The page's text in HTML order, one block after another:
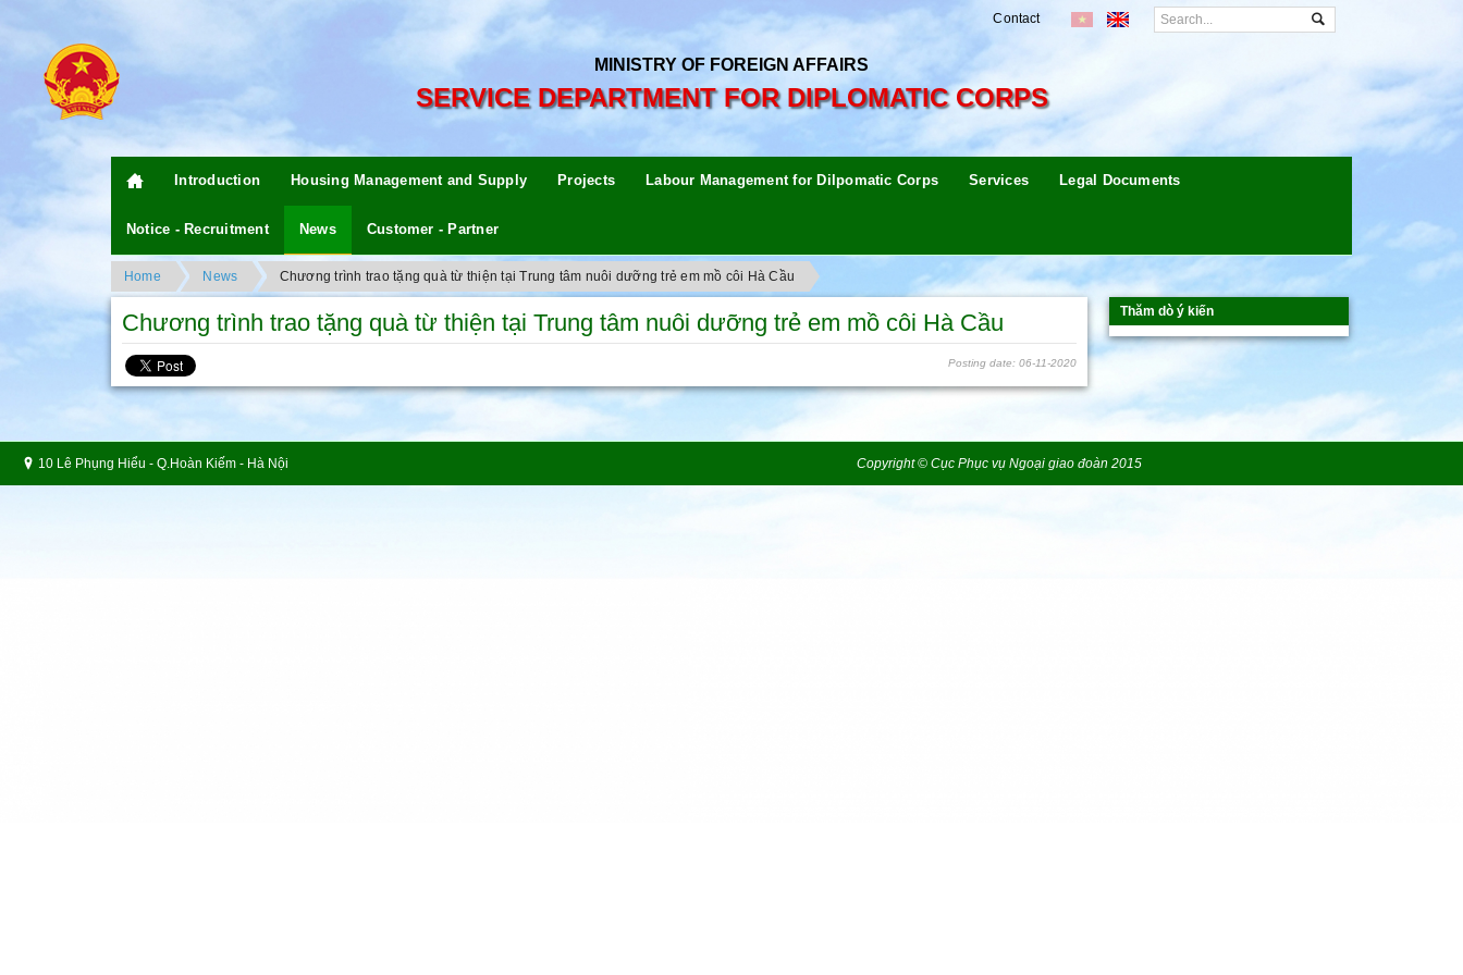
Contact
MINISTRY OF FOREIGN AFFAIRS
SERVICE DEPARTMENT FOR DIPLOMATIC CORPS
Introduction Housing Management and Supply Projects Labour Management for Dilpomatic Corps Services Legal Documents
Notice - Recruitment News Customer - Partner
Home News Chương trình trao tặng quà từ thiện tại Trung tâm nuôi dưỡng trẻ em mồ côi Hà Cầu
Chương trình trao tặng quà từ thiện tại Trung tâm nuôi dưỡng trẻ em mồ côi Hà Cầu
Posting date: 06-11-2020
Thăm dò ý kiến
10 Lê Phụng Hiểu - Q.Hoàn Kiếm - Hà Nội Copyright © Cục Phục vụ Ngoại giao đoàn 2015